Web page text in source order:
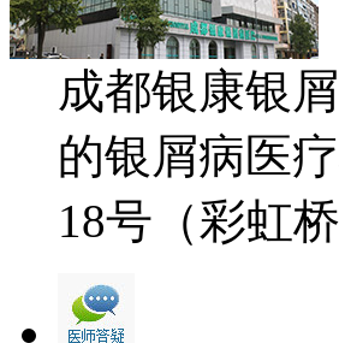
成都银康银
的银屑病医
18号（彩虹